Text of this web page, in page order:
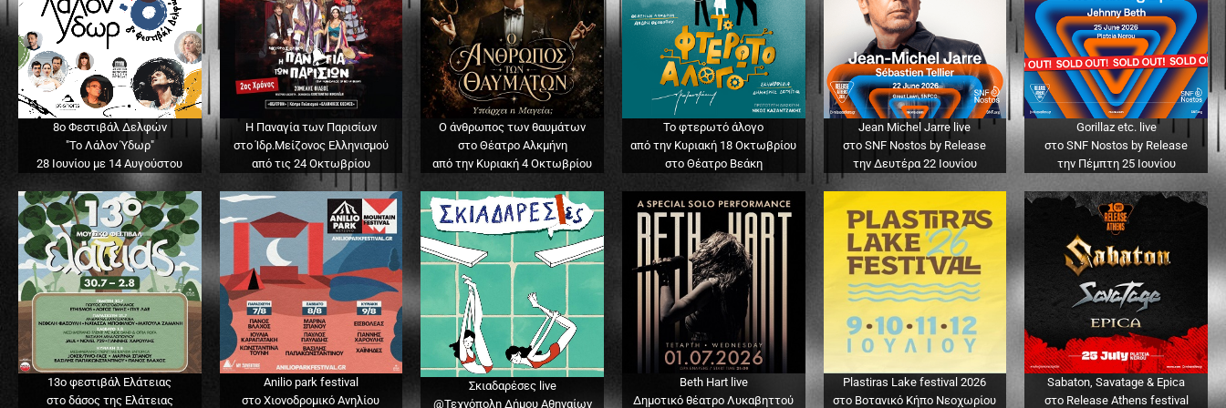
8ο Φεστιβάλ Δελφών
"Το Λάλον Ύδωρ"
28 Ιουνίου με 14 Αυγούστου
Η Παναγία των Παρισίων
στο Ίδρ.Μείζονος Ελληνισμού
από τις 24 Οκτωβρίου
Ο άνθρωπος των θαυμάτων
στο Θέατρο Αλκμήνη
από την Κυριακή 4 Οκτωβρίου
Το φτερωτό άλογο
από την Κυριακή 18 Οκτωβρίου
στο Θέατρο Βεάκη
Jean Michel Jarre live
στο SNF Nostos by Release
την Δευτέρα 22 Ιουνίου
Gorillaz etc. live
στο SNF Nostos by Release
την Πέμπτη 25 Ιουνίου
13o φεστιβάλ Ελάτειας
στο δάσος της Ελάτειας
Anilio park festival
στο Χιονοδρομικό Ανηλίου
Σκιαδαρέσες live
@Τεχνόπολη Δήμου Αθηναίων
Beth Hart live
Δημοτικό θέατρο Λυκαβηττού
Plastiras Lake festival 2026
στο Βοτανικό Κήπο Νεοχωρίου
Sabaton, Savatage & Epica
στο Release Athens festival